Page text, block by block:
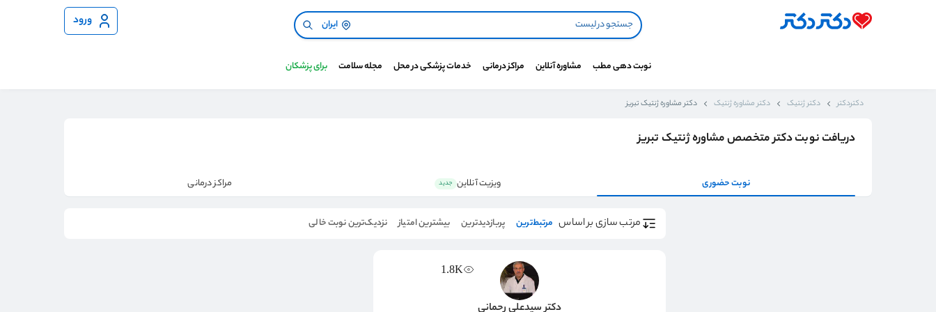
ایران ورود
نوبت دهی مطب مشاوره آنلاین مراکز درمانی خدمات پزشکی در محل مجله سلامت برای پزشکان
دکتردکتر دکتر ژنتیک دکتر مشاوره ژنتیک دکتر مشاوره ژنتیک تبریز
دریافت نوبت دکتر متخصص مشاوره ژنتیک تبریز
نوبت حضوری ویزیت آنلاین جدید مراکز درمانی
مرتب سازی بر اساس مرتبط‌ترین پربازدیدترین بیشترین امتیاز نزدیک‌ترین نوبت خالی
1.8K
دکتر سیدعلی رحمانی